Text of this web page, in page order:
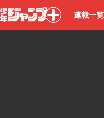
少年ジャン
連載一覧